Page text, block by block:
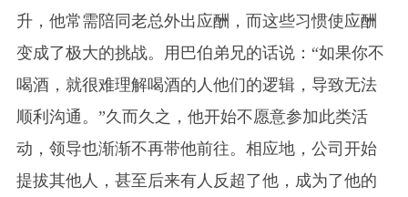
升，他常需陪同老总外出应酬，而这些习惯使应酬
变成了极大的挑战。用巴伯弟兄的话说：“如果你不
喝酒，就很难理解喝酒的人他们的逻辑，导致无法
顺利沟通。”久而久之，他开始不愿意参加此类活
动，领导也渐渐不再带他前往。相应地，公司开始
提拔其他人，甚至后来有人反超了他，成为了他的